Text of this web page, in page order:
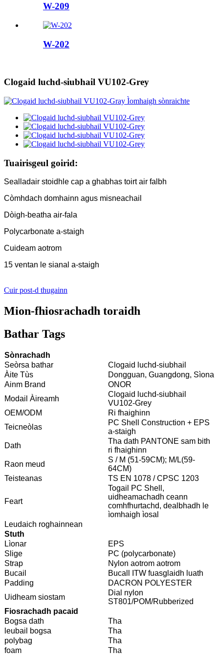
W-209
W-202
Clogaid luchd-siubhail VU102-Grey
Tuairisgeul goirid:
Sealladair stoidhle cap a ghabhas toirt air falbh
Còmhdach domhainn agus misneachail
Dòigh-beatha air-fala
Polycarbonate a-staigh
Cuideam aotrom
15 ventan le sianal a-staigh
Cuir post-d thugainn
Mion-fhiosrachadh toraidh
Bathar Tags
Sònrachadh
Seòrsa bathar
Clogaid luchd-siubhail
Àite Tùs
Dongguan, Guangdong, Sìona
Ainm Brand
ONOR
Modail Àireamh
Clogaid luchd-siubhail
VU102-Grey
OEM/ODM
Ri fhaighinn
Teicneòlas
PC Shell Construction + EPS
a-staigh
Dath
Tha dath PANTONE sam bith
ri fhaighinn
Raon meud
S / M (51-59CM); M/L(59-
64CM)
Teisteanas
TS EN 1078 / CPSC 1203
Feart
Togail PC Shell,
uidheamachadh ceann
comhfhurtachd, dealbhadh le
ìomhaigh ìosal
Leudaich roghainnean
Stuth
Lìonar
EPS
Slige
PC (polycarbonate)
Strap
Nylon aotrom aotrom
Bucail
Bucall ITW fuasglaidh luath
Padding
DACRON POLYESTER
Uidheam siostam
Dial nylon
ST801/POM/Rubberized
Fiosrachadh pacaid
Bogsa dath
Tha
leubail bogsa
Tha
polybag
Tha
foam
Tha